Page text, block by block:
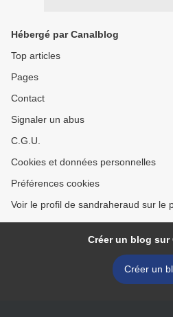
Hébergé par Canalblog
Top articles
Pages
Contact
Signaler un abus
C.G.U.
Cookies et données personnelles
Préférences cookies
Voir le profil de sandraheraud sur le
Créer un blog sur
Créer un